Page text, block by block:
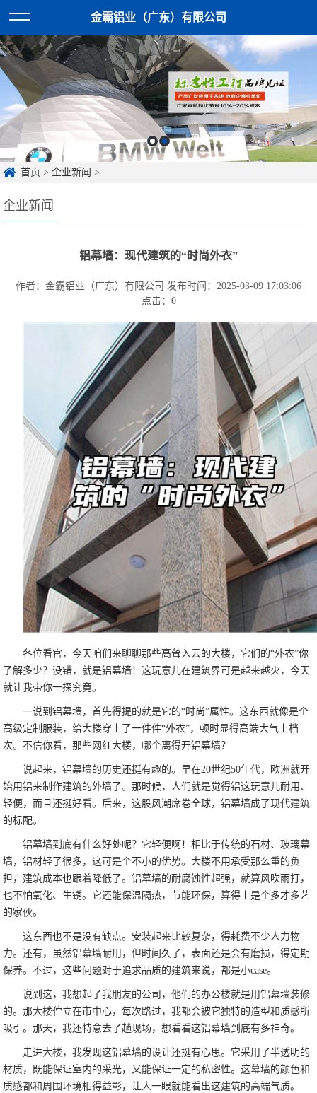
金霸铝业（广东）有限公司
首页 >企业新闻 >
企业新闻
铝幕墙：现代建筑的“时尚外衣”
作者：金霸铝业（广东）有限公司 发布时间：2025-03-09 17:03:06
点击： 0
各位看官，今天咱们来聊聊那些高耸入云的大楼，它们的“外衣”你
了解多少？没错，就是铝幕墙！这玩意儿在建筑界可是越来越火，今天
就让我带你一探究竟。
一说到铝幕墙，首先得提的就是它的“时尚”属性。这东西就像是个
高级定制服装，给大楼穿上了一件件“外衣”，顿时显得高端大气上档
次。不信你看，那些网红大楼，哪个离得开铝幕墙？
说起来，铝幕墙的历史还挺有趣的。早在20世纪50年代，欧洲就开
始用铝来制作建筑的外墙了。那时候，人们就是觉得铝这玩意儿耐用、
轻便，而且还挺好看。后来，这股风潮席卷全球，铝幕墙成了现代建筑
的标配。
铝幕墙到底有什么好处呢？它轻便啊！相比于传统的石材、玻璃幕
墙，铝材轻了很多，这可是个不小的优势。大楼不用承受那么重的负
担，建筑成本也跟着降低了。铝幕墙的耐腐蚀性超强，就算风吹雨打，
也不怕氧化、生锈。它还能保温隔热，节能环保，算得上是个多才多艺
的家伙。
这东西也不是没有缺点。安装起来比较复杂，得耗费不少人力物
力。还有，虽然铝幕墙耐用，但时间久了，表面还是会有磨损，得定期
保养。不过，这些问题对于追求品质的建筑来说，都是小case。
说到这，我想起了我朋友的公司，他们的办公楼就是用铝幕墙装修
的。那大楼伫立在市中心，每次路过，我都会被它独特的造型和质感所
吸引。那天，我还特意去了趟现场，想看看这铝幕墙到底有多神奇。
走进大楼，我发现这铝幕墙的设计还挺有心思。它采用了半透明的
材质，既能保证室内的采光，又能保证一定的私密性。这幕墙的颜色和
质感都和周围环境相得益彰，让人一眼就能看出这建筑的高端气质。